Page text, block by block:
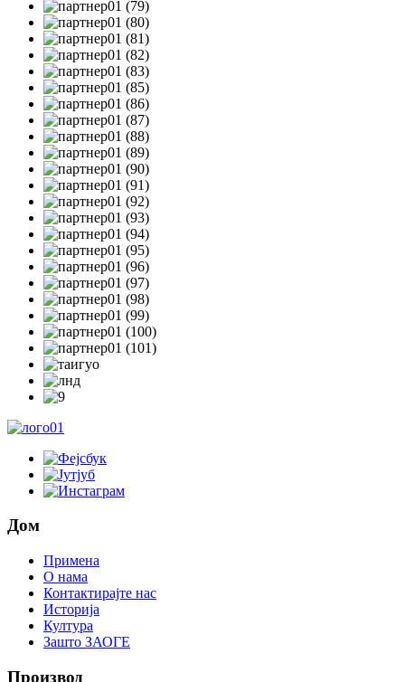
Дом
Примена
О нама
Контактирајте нас
Историја
Култура
Зашто ЗАОГЕ
Производ